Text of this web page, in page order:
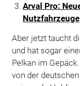
Arval Pro:
Nutzfahrzeuge
Aber jetzt taucht
und hat sogar
Pelkan im
von der